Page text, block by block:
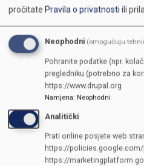
pročitate Pravila o privatnostiili
Neophodni (omogućuju
Pohranite podatke (npr.
pregledniku (potrebno za
https://www.drupal.org
Namjena: Neophodni
Analitički
Prati online posjete web
https://policies.google.com/
https://